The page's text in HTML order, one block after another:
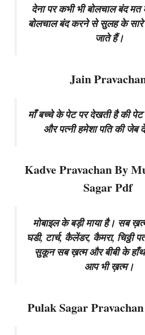
देना पर कभी भी बोलचाल बंद मत
बोलचाल बंद करने से सुलह के सारे
जाते हैं।
Jain
माँ बच्चे के पेट पर देखती है की पेट
और पत्नी हमेशा पति की जेब
Kadve Pravachan By
Sagar Pdf
मोबाइल के बड़ी माया है। सब
घडी, टार्च, कैलेंडर, कैमरा, चिठ्ठी
सुकून सब ख़त्म और बीबी के हाँथ
आप भी ख़त्म।
Pulak Sagar